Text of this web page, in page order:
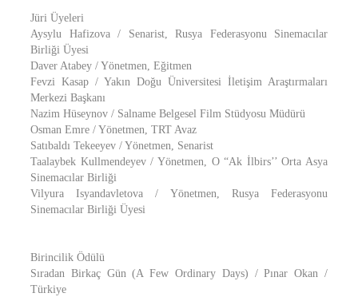
Jüri Üyeleri
Aysylu Hafizova / Senarist, Rusya Federasyonu Sinemacılar
Birliği Üyesi
Daver Atabey / Yönetmen, Eğitmen
Fevzi Kasap / Yakın Doğu Üniversitesi İletişim Araştırmaları
Merkezi Başkanı
Nazim Hüseynov / Salname Belgesel Film Stüdyosu Müdürü
Osman Emre / Yönetmen, TRT Avaz
Satıbaldı Tekeeyev / Yönetmen, Senarist
Taalaybek Kullmendeyev / Yönetmen, O “Ak İlbirs’’ Orta Asya
Sinemacılar Birliği
Vilyura Isyandavletova / Yönetmen, Rusya Federasyonu
Sinemacılar Birliği Üyesi
Birincilik Ödülü
Sıradan Birkaç Gün (A Few Ordinary Days) / Pınar Okan /
Türkiye